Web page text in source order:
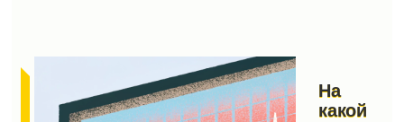
На
какой